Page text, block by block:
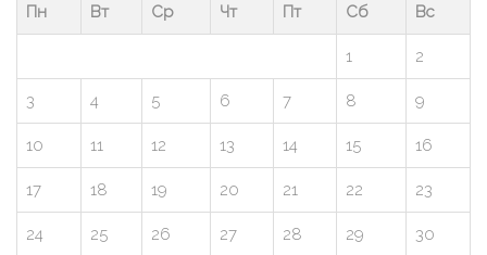
Пн
Вт Ср Чт Пт Сб Вс
1 2
3 4 5 6 7 8 9
10 11 12 13 14 15 16
17 18 19 20 21 22 23
24 25 26 27 28 29 30